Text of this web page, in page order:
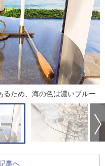
ため、海の色は濃いブルー
事へ